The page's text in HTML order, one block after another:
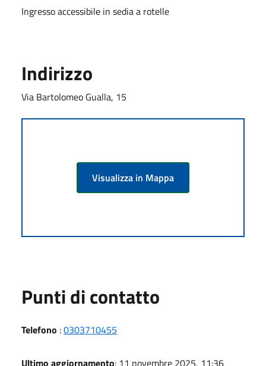
Ingresso accessibile in sedia a rotelle
Indirizzo
Via Bartolomeo Gualla, 15
Visualizza in Mappa
Punti di contatto
Telefono :0303710455
Ultimo aggiornamento: 11 novembre 2025, 11:36